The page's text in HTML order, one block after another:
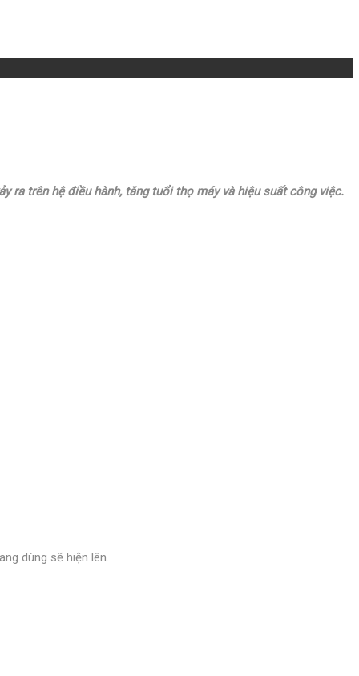
ra trên hệ điều hành, tăng tuổi thọ máy và hiệu suất công việc.
dùng sẽ hiện lên.